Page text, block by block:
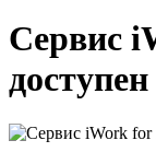
Сервис